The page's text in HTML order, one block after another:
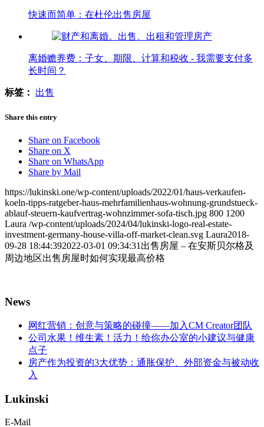
快速而简单：在杜伦出售房屋
离婚赡养费：子女、期限、计算和税收 - 我需要支付多
长时间？
标签： 出售
Share this entry
Share on Facebook
Share on X
Share on WhatsApp
Share by Mail
https://lukinski.one/wp-content/uploads/2022/01/haus-verkaufen-
koeln-tipps-ratgeber-haus-mehrfamilienhaus-wohnung-grundstueck-
ablauf-steuern-kaufvertrag-wohnzimmer-sofa-tisch.jpg 800 1200
Laura /wp-content/uploads/2024/04/lukinski-logo-real-estate-
investment-germany-house-villa-off-market-clean.svg Laura2018-
09-28 18:44:392022-03-01 09:34:31 出售房屋 – 在安斯贝尔格及
周边地区出售房屋时如何实现最高价格
News
网红营销：创意与策略的碰撞——加入CM Creator团队
公司水果！维生素！活力！给你办公室的小建议与健康
点子
房产作为投资的3大优势：通胀保护、外部资金与被动收
入
Lukinski
E-Mail